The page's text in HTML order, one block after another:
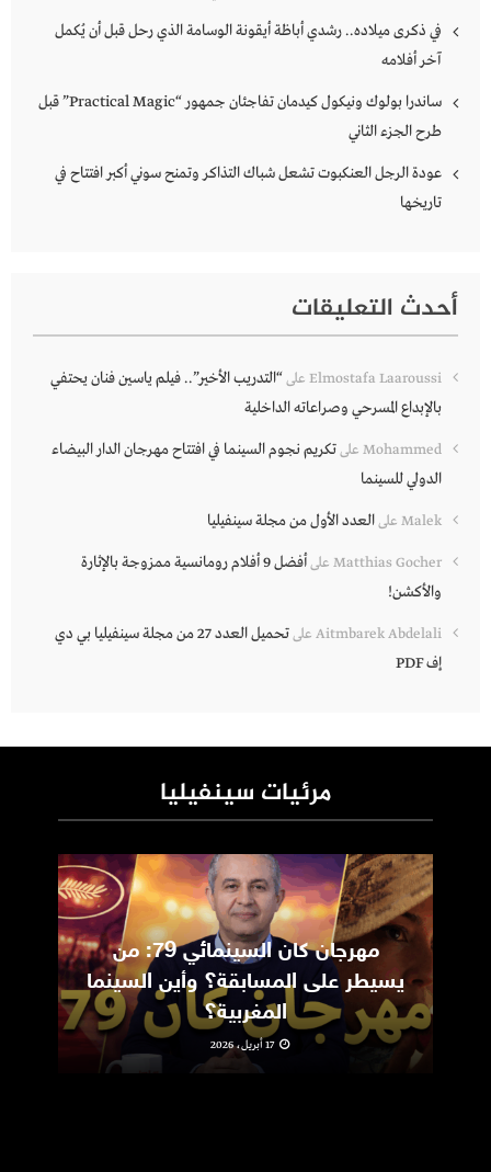
في ذكرى ميلاده.. رشدي أباظة أيقونة الوسامة الذي رحل قبل أن يُكمل
آخر أفلامه
ساندرا بولوك ونيكول كيدمان تفاجئان جمهور “Practical Magic” قبل
طرح الجزء الثاني
عودة الرجل العنكبوت تشعل شباك التذاكر وتمنح سوني أكبر افتتاح في
تاريخها
أحدث التعليقات
Elmostafa Laaroussi على“التدريب الأخير”.. فيلم ياسين فنان يحتفي
بالإبداع المسرحي وصراعاته الداخلية
Mohammed علىتكريم نجوم السينما في افتتاح مهرجان الدار البيضاء
الدولي للسينما
Malek علىالعدد الأول من مجلة سينفيليا
Matthias Gocher على
أفضل 9 أفلام رومانسية ممزوجة بالإثارة
والأكشن!
Aitmbarek Abdelali على
تحميل العدد 27 من مجلة سينفيليا بي دي
إف PDF
مرئيات سينفيليا
مهرجان كان السينمائي 79: من
يسيطر على المسابقة؟ وأين السينما
المغربية؟
17 أبريل، 2026